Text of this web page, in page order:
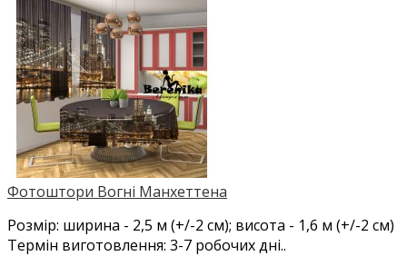
Фотоштори Вогні Манхеттена
Розмір: ширина - 2,5 м (+/-2 см); висота - 1,6 м (+/-2 см)
Термін виготовлення: 3-7 робочих дні..